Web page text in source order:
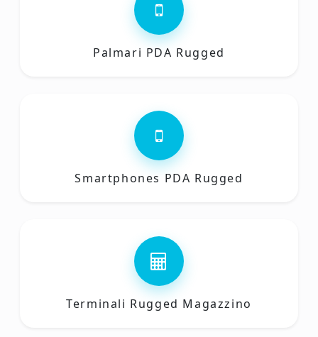
Palmari PDA Rugged
Smartphones PDA Rugged
Terminali Rugged Magazzino